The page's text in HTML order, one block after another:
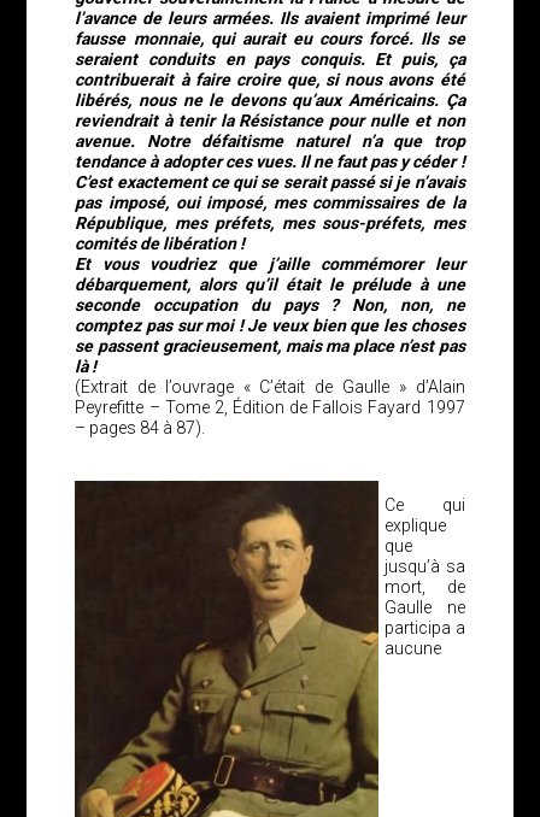
l’avance de leurs armées. Ils avaient imprimé leur
fausse monnaie, qui aurait eu cours forcé. Ils se
seraient conduits en pays conquis. Et puis, ça
contribuerait à faire croire que, si nous avons été
libérés, nous ne le devons qu’aux Américains. Ça
reviendrait à tenir la Résistance pour nulle et non
avenue. Notre défaitisme naturel n’a que trop
tendance à adopter ces vues. Il ne faut pas y céder !
C’est exactement ce qui se serait passé si je n’avais
pas imposé, oui imposé, mes commissaires de la
République, mes préfets, mes sous-préfets, mes
comités de libération !
Et vous voudriez que j’aille commémorer leur
débarquement, alors qu’il était le prélude à une
seconde occupation du pays ? Non, non, ne
comptez pas sur moi ! Je veux bien que les choses
se passent gracieusement, mais ma place n’est pas
là !
(Extrait de l’ouvrage « C’était de Gaulle » d’Alain
Peyrefitte – Tome 2, Édition de Fallois Fayard 1997
– pages 84 à 87).
Ce qui
explique
que
jusqu’à sa
mort, de
Gaulle ne
participa a
aucune